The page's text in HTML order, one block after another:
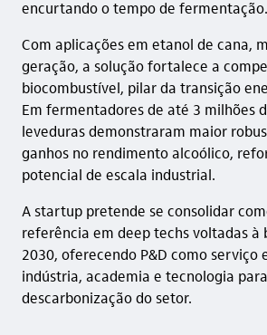
encurtando o tempo de fermentação.
Com aplicações em etanol de cana,
geração, a solução fortalece a
biocombustível, pilar da transição
Em fermentadores de até 3 milhões
leveduras demonstraram maior
ganhos no rendimento alcoólico,
potencial de escala industrial.
A startup pretende se consolidar
referência em deep techs voltadas à
2030, oferecendo P&D como serviço
indústria, academia e tecnologia
descarbonização do setor.